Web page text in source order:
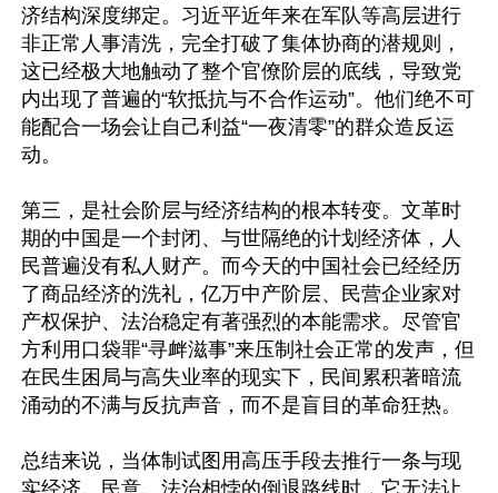
济结构深度绑定。习近平近年来在军队等高层进行
非正常人事清洗，完全打破了集体协商的潜规则，
这已经极大地触动了整个官僚阶层的底线，导致党
内出现了普遍的“软抵抗与不合作运动”。他们绝不可
能配合一场会让自己利益“一夜清零”的群众造反运
动。
第三，是社会阶层与经济结构的根本转变。文革时
期的中国是一个封闭、与世隔绝的计划经济体，人
民普遍没有私人财产。而今天的中国社会已经经历
了商品经济的洗礼，亿万中产阶层、民营企业家对
产权保护、法治稳定有著强烈的本能需求。尽管官
方利用口袋罪“寻衅滋事”来压制社会正常的发声，但
在民生困局与高失业率的现实下，民间累积著暗流
涌动的不满与反抗声音，而不是盲目的革命狂热。
总结来说，当体制试图用高压手段去推行一条与现
实经济、民意、法治相悖的倒退路线时，它无法让